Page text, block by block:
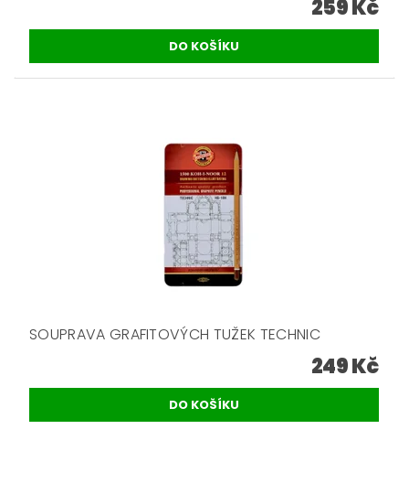
259 Kč
SOUPRAVA GRAFITOVÝCH TUŽEK TECHNIC
249 Kč